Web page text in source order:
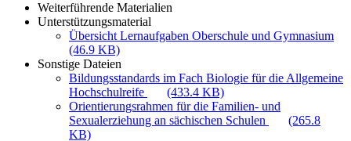
Weiterführende Materialien
Unterstützungsmaterial
Übersicht Lernaufgaben Oberschule und Gymnasium
(46.9 KB)
Sonstige Dateien
Bildungsstandards im Fach Biologie für die Allgemeine
Hochschulreife
(433.4 KB)
Orientierungsrahmen für die Familien- und
Sexualerziehung an sächischen Schulen
(265.8
KB)